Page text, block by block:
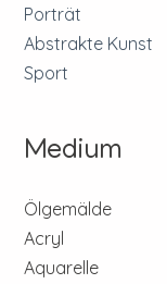
Porträt
Abstrakte Kunst
Sport
Medium
Ölgemälde
Acryl
Aquarelle